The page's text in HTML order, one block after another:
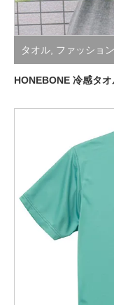
タオル ファッション
HONEBONE 冷感タオ